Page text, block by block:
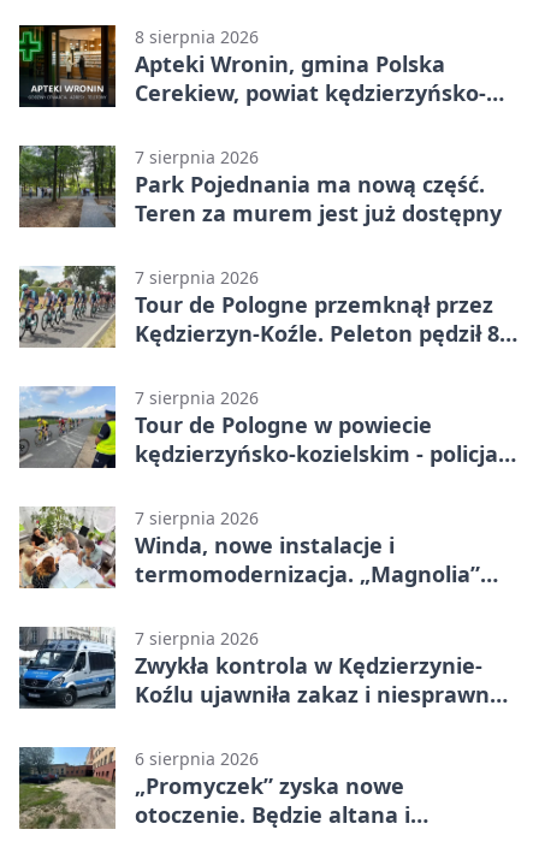
8 sierpnia 2026
Apteki Wronin, gmina Polska
Cerekiew, powiat kędzierzyńsko-
otwarcia
7 sierpnia 2026
Park Pojednania ma nową część.
Teren za murem jest już dostępny
7 sierpnia 2026
Tour de Pologne przemknął przez
Kędzierzyn-Koźle. Peleton pędził 80
7 sierpnia 2026
Tour de Pologne w powiecie
kędzierzyńsko-kozielskim - policja
7 sierpnia 2026
Winda, nowe instalacje i
termomodernizacja. „Magnolia”
7 sierpnia 2026
Zwykła kontrola w Kędzierzynie-
Koźlu ujawniła zakaz i niesprawne
6 sierpnia 2026
„Promyczek” zyska nowe
otoczenie. Będzie altana i